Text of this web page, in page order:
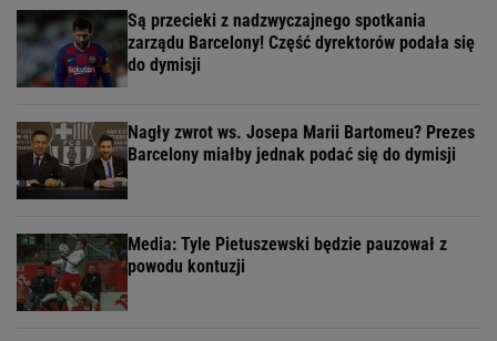
Są przecieki z nadzwyczajnego spotkania
zarządu Barcelony! Część dyrektorów podała się
do dymisji
Nagły zwrot ws. Josepa Marii Bartomeu? Prezes
Barcelony miałby jednak podać się do dymisji
Media: Tyle Pietuszewski będzie pauzował z
powodu kontuzji